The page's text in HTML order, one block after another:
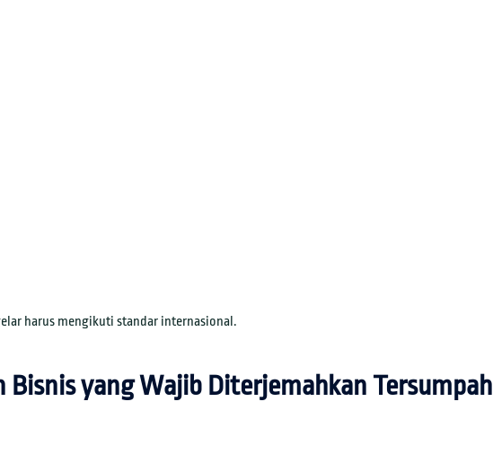
harus mengikuti standar internasional.
Bisnis yang Wajib Diterjemahkan Tersumpah